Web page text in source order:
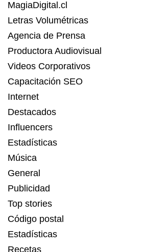
MagiaDigital.cl
Letras Volumétricas
Agencia de Prensa
Productora Audiovisual
Videos Corporativos
Capacitación SEO
Internet
Destacados
Influencers
Estadísticas
Música
General
Publicidad
Top stories
Código postal
Estadísticas
Recetas